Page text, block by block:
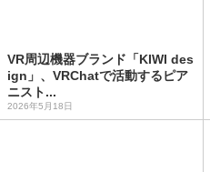
VR周辺機器ブランド「KIWI des
ign」、VRChatで活動するピア
ニスト...
2026年5月18日